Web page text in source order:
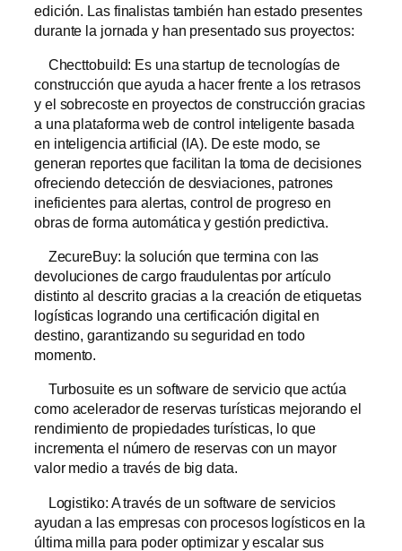
edición. Las finalistas también han estado presentes
durante la jornada y han presentado sus proyectos:
Checttobuild: Es una startup de tecnologías de
construcción que ayuda a hacer frente a los retrasos
y el sobrecoste en proyectos de construcción gracias
a una plataforma web de control inteligente basada
en inteligencia artificial (IA). De este modo, se
generan reportes que facilitan la toma de decisiones
ofreciendo detección de desviaciones, patrones
ineficientes para alertas, control de progreso en
obras de forma automática y gestión predictiva.
ZecureBuy: la solución que termina con las
devoluciones de cargo fraudulentas por artículo
distinto al descrito gracias a la creación de etiquetas
logísticas logrando una certificación digital en
destino, garantizando su seguridad en todo
momento.
Turbosuite es un software de servicio que actúa
como acelerador de reservas turísticas mejorando el
rendimiento de propiedades turísticas, lo que
incrementa el número de reservas con un mayor
valor medio a través de big data.
Logistiko: A través de un software de servicios
ayudan a las empresas con procesos logísticos en la
última milla para poder optimizar y escalar sus